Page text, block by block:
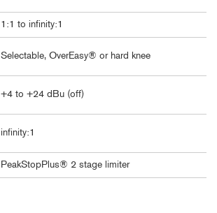
1:1 to infinity:1
Selectable, OverEasy® or hard knee
+4 to +24 dBu (off)
infinity:1
PeakStopPlus® 2 stage limiter